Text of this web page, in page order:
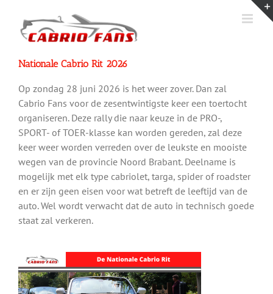
inhoud
Nationale Cabrio Rit 2026
Op zondag 28 juni 2026 is het weer zover. Dan zal
Cabrio Fans voor de zesentwintigste keer een toertocht
organiseren. Deze rally die naar keuze in de PRO-,
SPORT- of TOER-klasse kan worden gereden, zal deze
keer weer worden verreden over de leukste en mooiste
wegen van de provincie Noord Brabant. Deelname is
mogelijk met elk type cabriolet, targa, spider of roadster
en er zijn geen eisen voor wat betreft de leeftijd van de
auto. Wel wordt verwacht dat de auto in technisch goede
staat zal verkeren.